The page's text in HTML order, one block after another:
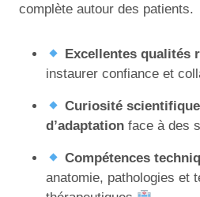
complète autour des patients.
Excellentes qualités
instaurer confiance et
Curiosité
d’adaptation face à des
Compétences
anatomie, pathologies et